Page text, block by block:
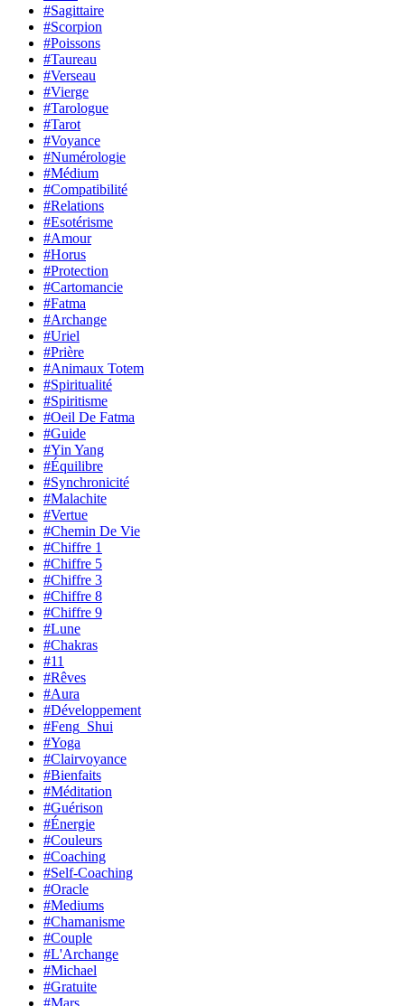
#Sagittaire
#Scorpion
#Poissons
#Taureau
#Verseau
#Vierge
#Tarologue
#Tarot
#Voyance
#Numérologie
#Médium
#Compatibilité
#Relations
#Esotérisme
#Amour
#Horus
#Protection
#Cartomancie
#Fatma
#Archange
#Uriel
#Prière
#Animaux Totem
#Spiritualité
#Spiritisme
#Oeil De Fatma
#Guide
#Yin Yang
#Équilibre
#Synchronicité
#Malachite
#Vertue
#Chemin De Vie
#Chiffre 1
#Chiffre 5
#Chiffre 3
#Chiffre 8
#Chiffre 9
#Lune
#Chakras
#11
#Rêves
#Aura
#Développement
#Feng_Shui
#Yoga
#Clairvoyance
#Bienfaits
#Méditation
#Guérison
#Énergie
#Couleurs
#Coaching
#Self-Coaching
#Oracle
#Mediums
#Chamanisme
#Couple
#L'Archange
#Michael
#Gratuite
#Mars